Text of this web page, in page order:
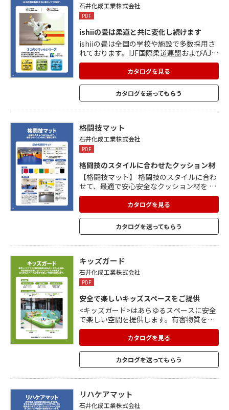
石井化成工業株式会社
PDF
ishiiの畳は柔道と共に変化し続けます
ishiiの畳は全国の学校や施設で多数採用さ
れております。IJF国際柔道連盟およびAJJF
全日本柔道連盟の公認を取得し、その高い
品質と安全性に優れた実績を有していま
す。 ishiiの畳<クラッセ シリーズ>は日本初
の化成品柔道畳として、初心者から上級者
まで、安心して柔道に打ち込めるよう常に
デル ・スタンダード・・・初心者から競技
者迄安全で使い易い標準モデル ・50mm
厚・・・設置や撤収も簡単、軽量モデル
カタログを見る
カタログを送ってもらう
格闘技マット
石井化成工業株式会社
PDF
格闘技のスタイルに合わせたクッション材
【格闘技マット】 格闘技のスタイルに合わ
せて、最適で安心安全なクッション材を ご
提案いたします。 1)格闘技マット 2)スポー
ツTATAMIマット 3)フルカラー印刷格闘技
マット 色見本も複数色をご用意しておりま
すので、お選びください。 スペースの広さ
や形状に合わせて自由設置が可能です。 ま
もお任せください。
カタログを見る
カタログを送ってもらう
キッズガード
石井化成工業株式会社
PDF
安全で楽しいキッズスペースをご提供
<キッズガード>はあらゆるスペースに安全
で楽しい空間を提供します。有害物質を含
有しない安心、安全なシックハウス対策商
品で、業界トップクラスの製作実績を誇り
ます。 ※<キッズガード>納入事例(実績) ・
カーディーラー(オーダーメイド) ・公共工
事(オ-ダーメイド) ・キッズコーナー(2000
ダーメイドが可能。 ・設計、実測、制作、
施工までトータルでサポートします。
カタログを見る
カタログを送ってもらう
リハケアマット
石井化成工業株式会社